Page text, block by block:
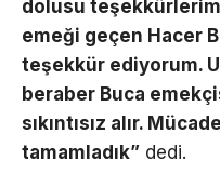
dolusu
emeği geçen Hacer
teşekkür ediyorum.
beraber Buca
sıkıntısız alır.
tamamladık” dedi.